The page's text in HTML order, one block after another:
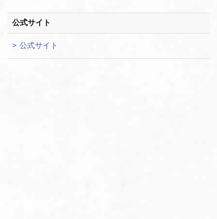
公式サイト
公式サイト